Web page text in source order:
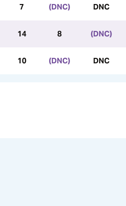
7 (DNC) DNC
14 8 (DNC)
10 (DNC) DNC